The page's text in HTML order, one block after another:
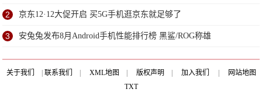
2 京东12·12大促开启 买5G手机逛京东就足够了
3 安兔兔发布8月Android手机性能排行榜 黑鲨/ROG称雄
关于我们 联系我们 XML地图 版权声明 加入我们
网站地图
TXT